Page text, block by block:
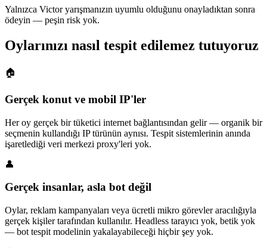
Yalnızca Victor yarışmanızın uyumlu olduğunu onayladıktan sonra
ödeyin — peşin risk yok.
Oylarınızı nasıl tespit edilemez tutuyoruz
🏠
Gerçek konut ve mobil IP'ler
Her oy gerçek bir tüketici internet bağlantısından gelir — organik bir
seçmenin kullandığı IP türünün aynısı. Tespit sistemlerinin anında
işaretlediği veri merkezi proxy'leri yok.
👤
Gerçek insanlar, asla bot değil
Oylar, reklam kampanyaları veya ücretli mikro görevler aracılığıyla
gerçek kişiler tarafından kullanılır. Headless tarayıcı yok, betik yok
— bot tespit modelinin yakalayabileceği hiçbir şey yok.